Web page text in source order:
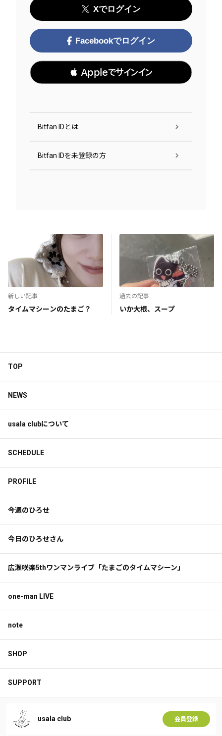
Xでログイン
Facebookでログイン
 Appleでサインイン
Bitfan IDとは
Bitfan IDを未登録の方
新しい記事
タイムマシーンのたまご？
過去の記事
いか大根、スープ
TOP
NEWS
usala clubについて
SCHEDULE
PROFILE
今週のひろせ
今日のひろせさん
広瀬咲楽5thワンマンライブ「たまごのタイムマシーン」
one-man LIVE
note
SHOP
SUPPORT
usala club 会員登録